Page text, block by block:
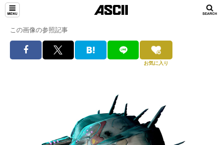
この画像の参照記事
お気に入り